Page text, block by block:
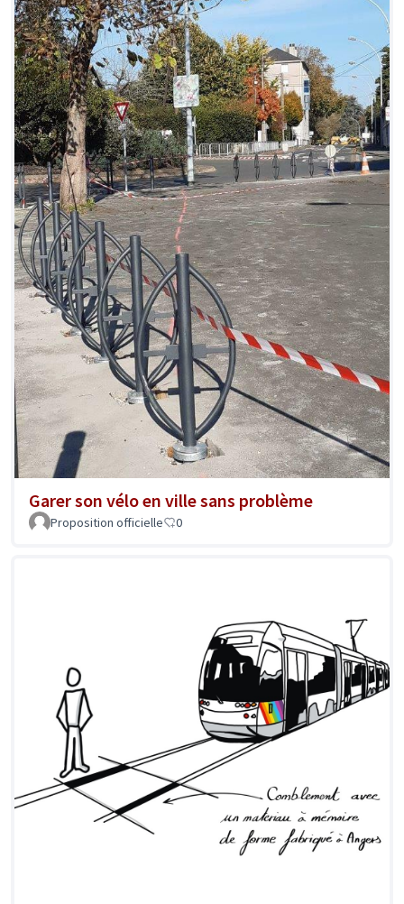
Garer son vélo en ville sans problème
Proposition officielle 0